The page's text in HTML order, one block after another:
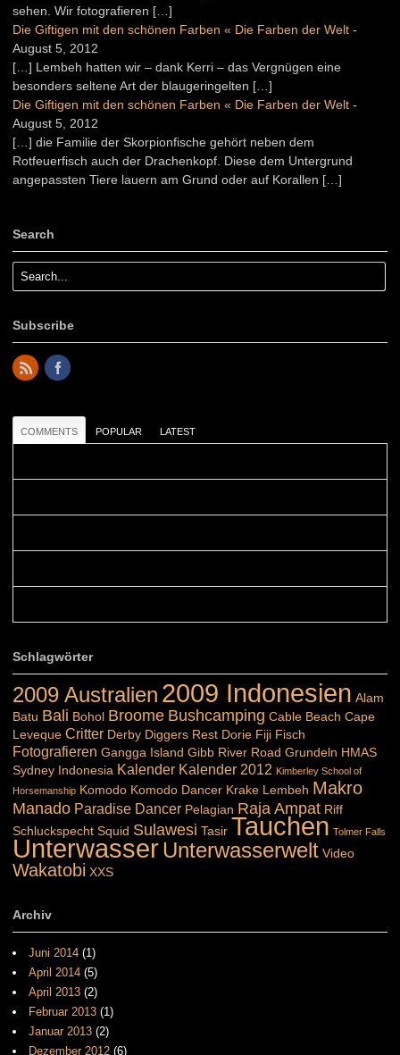
sehen. Wir fotografieren […]
Die Giftigen mit den schönen Farben « Die Farben der Welt -
August 5, 2012
[…] Lembeh hatten wir – dank Kerri – das Vergnügen eine
besonders seltene Art der blaugeringelten […]
Die Giftigen mit den schönen Farben « Die Farben der Welt -
August 5, 2012
[…] die Familie der Skorpionfische gehört neben dem
Rotfeuerfisch auch der Drachenkopf. Diese dem Untergrund
angepassten Tiere lauern am Grund oder auf Korallen […]
Search
Subscribe
COMMENTS POPULAR LATEST
Schlagwörter
2009 Australien 2009 Indonesien Alam
Batu Bali Bohol Broome Bushcamping Cable Beach Cape
Leveque Critter Derby Diggers Rest Dorie Fiji Fisch
Fotografieren Gangga Island Gibb River Road Grundeln HMAS
Sydney Indonesia Kalender Kalender 2012 Kimberley School of
Horsemanship Komodo Komodo Dancer Krake Lembeh Makro
Manado Paradise Dancer Pelagian Raja Ampat Riff
Schluckspecht Squid Sulawesi Tasir Tauchen Tolmer Falls
UnterwasserUnterwasserwelt Video
Wakatobi XXS
Archiv
Juni 2014 (1)
April 2014 (5)
April 2013 (2)
Februar 2013 (1)
Januar 2013 (2)
Dezember 2012 (6)